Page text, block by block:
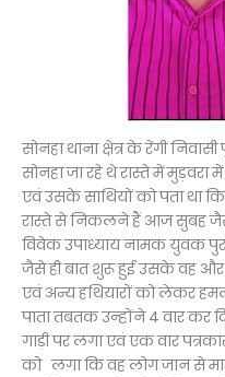
सोनहा थाना क्षेत्र के रेंगी
सोनहा जा रहे थे रास्ते में
एवं उसके साथियों को पता था
रास्ते से निकलने हैं आज सुबह
विवेक उपाध्याय नामक युवक
जैसे ही बात शुरू हुई उसके वह और
एवं अन्य हथियारों को लेकर
पाता तबतक उन्होंने 4 वार कर
गाड़ी पर लगा एवं एक वार
को लगा कि वह लोग जान से